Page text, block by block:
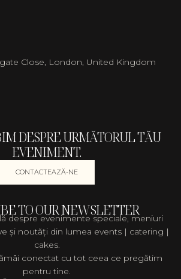
Close, London, United Kingdom
DESPRE URMĂTORUL TĂU
EVENIMENT.
CONTACTEAZĂ-NE
TO OUR NEWSLETTER
despre evenimente speciale, meniuri
și noutăți din lumea events | catering |
cakes.
conectat cu tot ceea ce pregătim
pentru tine.